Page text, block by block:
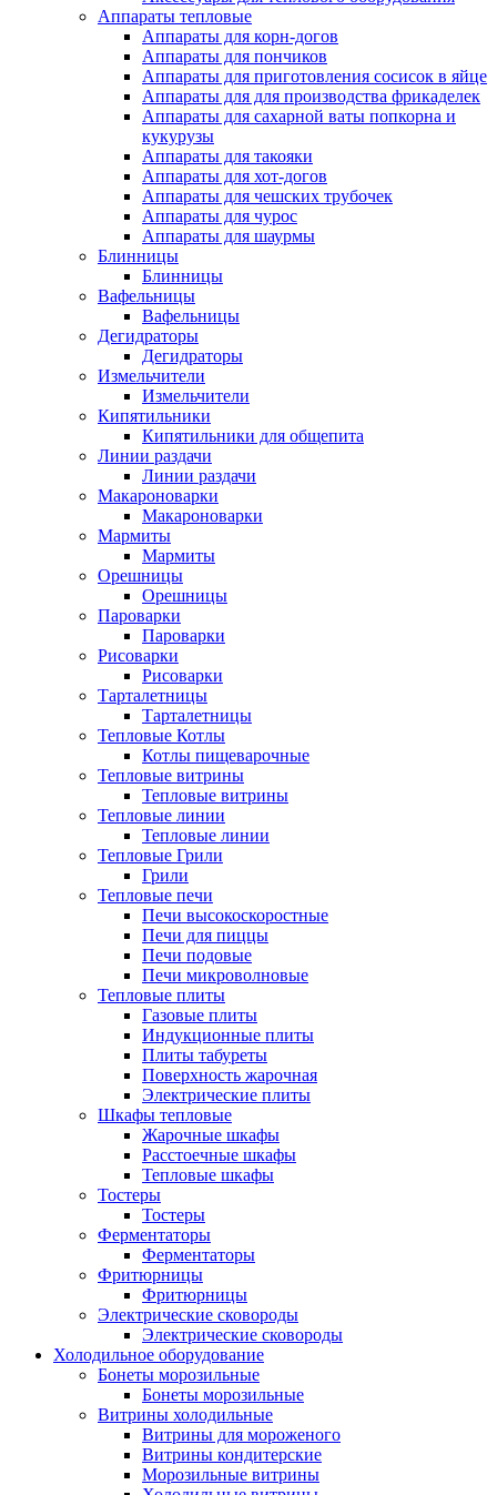
Аппараты тепловые
Аппараты для корн-догов
Аппараты для пончиков
Аппараты для приготовления сосисок в яйце
Аппараты для для производства фрикаделек
Аппараты для сахарной ваты попкорна и
кукурузы
Аппараты для такояки
Аппараты для хот-догов
Аппараты для чешских трубочек
Аппараты для чурос
Аппараты для шаурмы
Блинницы
Блинницы
Вафельницы
Вафельницы
Дегидраторы
Дегидраторы
Измельчители
Измельчители
Кипятильники
Кипятильники для общепита
Линии раздачи
Линии раздачи
Макароноварки
Макароноварки
Мармиты
Мармиты
Орешницы
Орешницы
Пароварки
Пароварки
Рисоварки
Рисоварки
Тарталетницы
Тарталетницы
Тепловые Котлы
Котлы пищеварочные
Тепловые витрины
Тепловые витрины
Тепловые линии
Тепловые линии
Тепловые Грили
Грили
Тепловые печи
Печи высокоскоростные
Печи для пиццы
Печи подовые
Печи микроволновые
Тепловые плиты
Газовые плиты
Индукционные плиты
Плиты табуреты
Поверхность жарочная
Электрические плиты
Шкафы тепловые
Жарочные шкафы
Расстоечные шкафы
Тепловые шкафы
Тостеры
Тостеры
Ферментаторы
Ферментаторы
Фритюрницы
Фритюрницы
Электрические сковороды
Электрические сковороды
Холодильное оборудование
Бонеты морозильные
Бонеты морозильные
Витрины холодильные
Витрины для мороженого
Витрины кондитерские
Морозильные витрины